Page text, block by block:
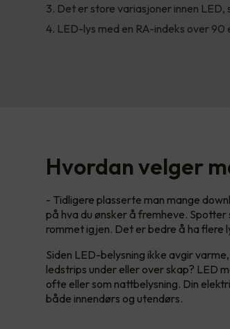
Det er store variasjoner innen
LED-lys med en RA-indeks over 90
Hvordan velger
- Tidligere plasserte man mange
på hva du ønsker å fremheve. Spotter
rommet igjen. Det er bedre å ha flere
Siden LED-belysning ikke avgir
ledstrips under eller over skap? LED
ofte eller som nattbelysning. Din
både innendørs og utendørs.